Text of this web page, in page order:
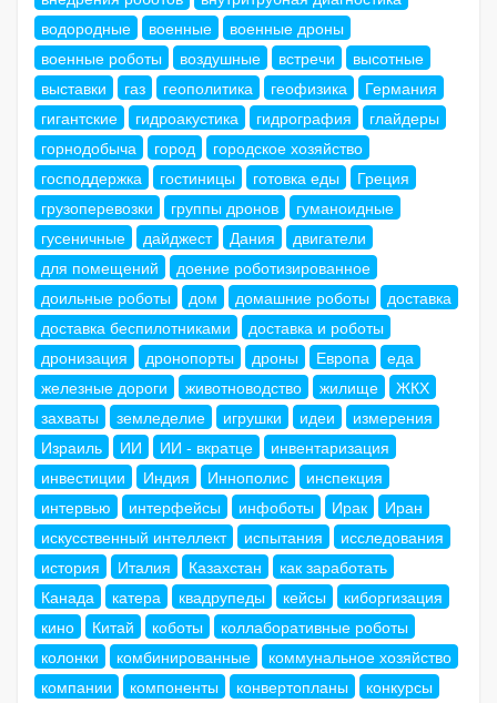
водородные
военные
военные дроны
военные роботы
воздушные встречи
высотные
выставки
газ геополитика геофизика
Германия
гигантские
гидроакустика гидрография
глайдеры
горнодобыча
город
городское хозяйство
господдержка
гостиницы готовка еды
Греция
грузоперевозки
группы дронов
гуманоидные
гусеничные
дайджест Дания
двигатели
для помещений
доение роботизированное
доильные роботы
дом домашние роботы
доставка
доставка беспилотниками
доставка и роботы
дронизация
дронопорты дроны Европа
еда
железные дороги
животноводство жилище
ЖКХ
захваты
земледелие игрушки идеи
измерения
Израиль
ИИ ИИ - вкратце
инвентаризация
инвестиции
Индия Иннополис
инспекция
интервью
интерфейсы инфоботы Ирак
Иран
искусственный интеллект
испытания
исследования
история
Италия Казахстан
как заработать
Канада
катера квадрупеды кейсы
киборгизация
кино
Китай коботы
коллаборативные роботы
колонки
комбинированные
коммунальное хозяйство
компании
компоненты конвертопланы
конкурсы